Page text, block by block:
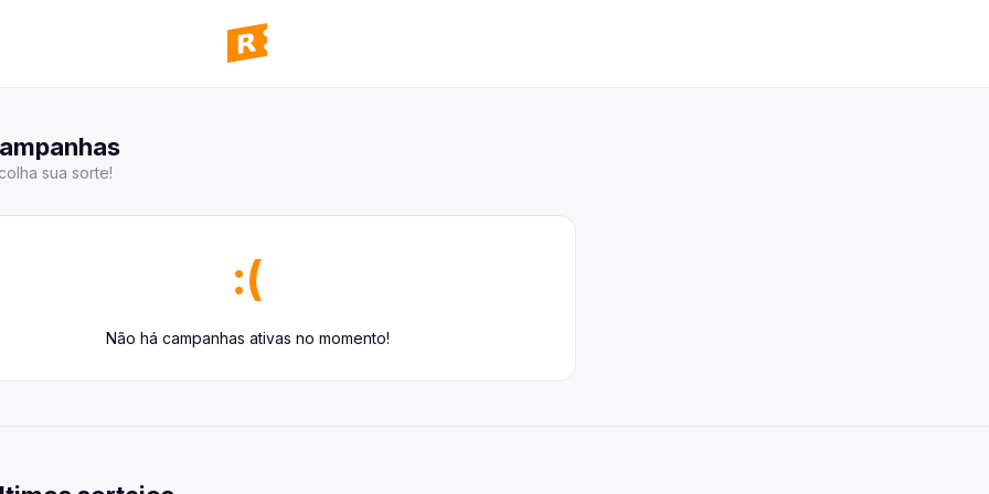
todas as campanhas disponíveis
pedidos
sua sorte!
:(
Não há campanhas ativas no momento!